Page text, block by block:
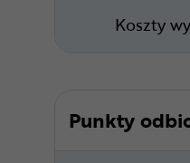
Koszty
Punkty